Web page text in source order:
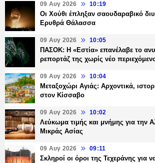
09 Αυγ 2026 10:19
Οι Χούθι έπληξαν σαουδαραβικό
Ερυθρά Θάλασσα
09 Αυγ 2026 10:05
ΠΑΣΟΚ: Η «Εστία» επανέλαβε το
ρεπορτάζ της χωρίς νέο
09 Αυγ 2026 10:04
Μεταξοχώρι Αγιάς: Αρχοντικά,
στον Κίσσαβο
09 Αυγ 2026 10:02
Λεύκωμα τιμής και μνήμης για την
Μικράς Ασίας
09 Αυγ 2026 09:11
Σκληροί οι όροι της Τεχεράνης για